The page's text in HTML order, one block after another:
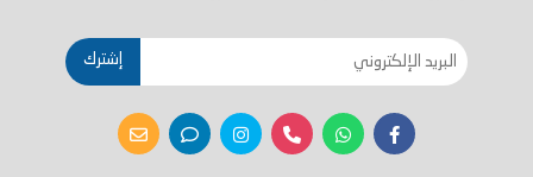
إشترك